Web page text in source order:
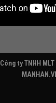
Công ty TNHH